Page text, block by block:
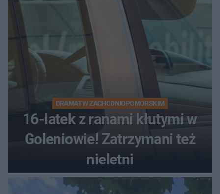
DRAMAT W ZACHODNIOPOMORSKIM
16-latek z ranami kłutymi w
Goleniowie! Zatrzymani też
nieletni